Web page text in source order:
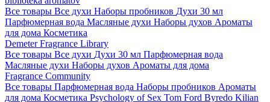
Все товары Все духи Наборы пробников Духи 30 мл
Парфюмерная вода Масляные духи Наборы духов Ароматы
для дома Косметика
Demeter Fragrance Library
Все товары Все духи Духи 30 мл Парфюмерная вода
Масляные духи Наборы духов Ароматы для дома
Fragrance Community
Все товары Парфюмерная вода Наборы пробников Ароматы
для дома Косметика Psychology of Sex Tom Ford Byredo Kilian